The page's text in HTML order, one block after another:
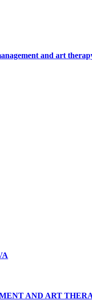
and art
AND ART